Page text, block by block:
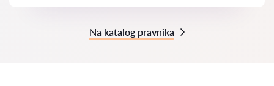
Na katalog pravnika